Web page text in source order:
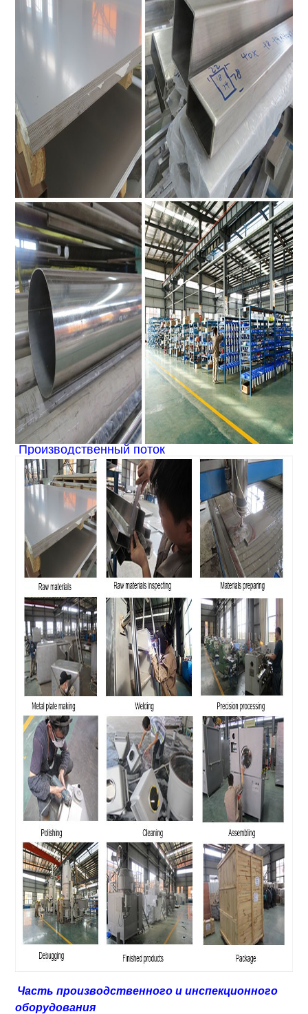
Производственный поток
Часть производственного и инспекционного
оборудования